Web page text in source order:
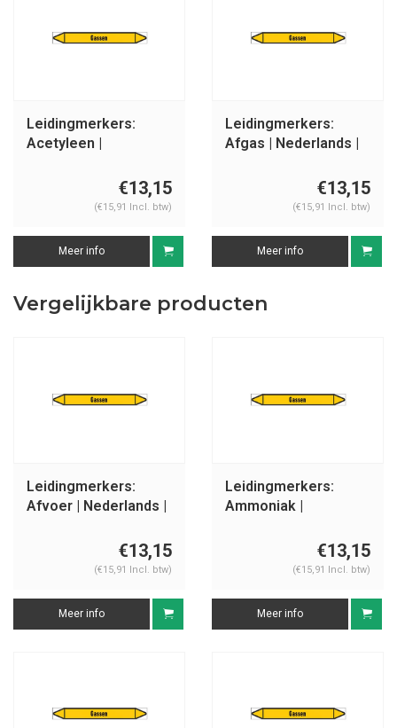
Leidingmerkers:
Acetyleen |
€13,15
(€15,91 Incl. btw)
Meer info
Leidingmerkers:
Afgas | Nederlands |
€13,15
(€15,91 Incl. btw)
Meer info
Vergelijkbare producten
Leidingmerkers:
Afvoer | Nederlands |
€13,15
(€15,91 Incl. btw)
Meer info
Leidingmerkers:
Ammoniak |
€13,15
(€15,91 Incl. btw)
Meer info